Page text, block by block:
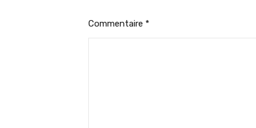
Commentaire *